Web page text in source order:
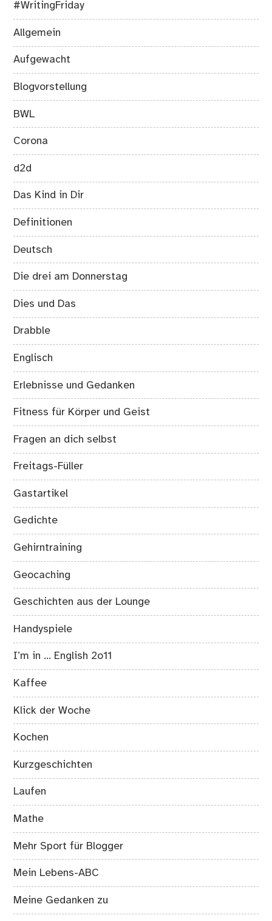
#WritingFriday
Allgemein
Aufgewacht
Blogvorstellung
BWL
Corona
d2d
Das Kind in Dir
Definitionen
Deutsch
Die drei am Donnerstag
Dies und Das
Drabble
Englisch
Erlebnisse und Gedanken
Fitness für Körper und Geist
Fragen an dich selbst
Freitags-Füller
Gastartikel
Gedichte
Gehirntraining
Geocaching
Geschichten aus der Lounge
Handyspiele
I’m in … English 2o11
Kaffee
Klick der Woche
Kochen
Kurzgeschichten
Laufen
Mathe
Mehr Sport für Blogger
Mein Lebens-ABC
Meine Gedanken zu